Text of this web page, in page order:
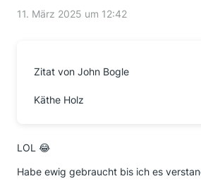
11. März 2025 um 12:42
Zitat von John Bogle
Käthe Holz
LOL 😂
Habe ewig gebraucht bis ich es